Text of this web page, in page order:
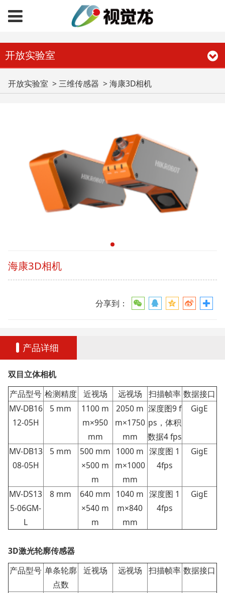
开放实验室
海康3D相机
开放实验室 >三维传感器 >海康3D相机
海康3D相机
分享到：
产品详细
双目立体相机
产品型号 检测精度 近视场 远视场 扫描帧率 数据接口
MV-DB16
12-05H
5 mm
1100 m
m×950
mm
2050 m
m×1750
mm
深度图9 f
ps，体积
数据4 fps
GigE
MV-DB13
08-05H
5 mm
500 mm
×500 m
m
1000 m
m×1000
mm
深度图 1
4fps
GigE
MV-DS13
5-06GM-
L
8 mm
640 mm
×540 m
m
1040 m
m×840
mm
深度图 1
4fps
GigE
3D激光轮廓传感器
产品型号 单条轮廓
点数
近视场 远视场 扫描帧率 数据接口